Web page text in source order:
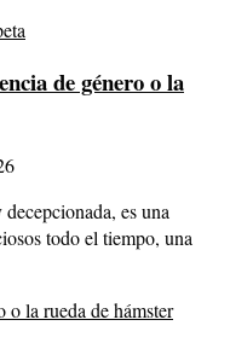
de género o la
es una
todo el tiempo, una